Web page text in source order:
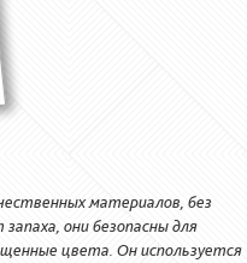
материалов, без
они безопасны для
цвета. Он используется